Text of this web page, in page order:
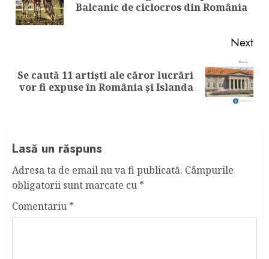
Balcanic de ciclocros din România
Next
Next
post:
Se caută 11 artiști ale căror lucrări
vor fi expuse în România și Islanda
Lasă un răspuns
Adresa ta de email nu va fi publicată. Câmpurile
obligatorii sunt marcate cu *
Comentariu *